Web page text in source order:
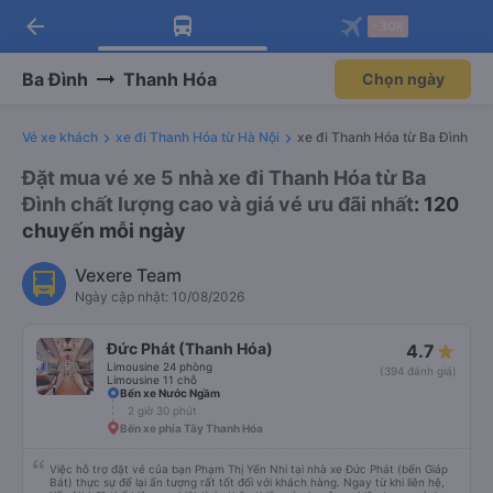
Tải app Vexere ngay!
Nhận ưu đãi thành viên độc
Mở app
Tải app Vexere
-30k/ghế khi đặt vé máy bay qua
Mở app
arrow_back
Ba Đình Thanh Hóa Chọn ngày
Vé xe khách xe đi Thanh Hóa từ Hà Nội xe đi Thanh Hóa từ Ba Đình
Đặt mua vé xe 5 nhà xe đi Thanh Hóa từ Ba
Đình chất lượng cao và giá vé ưu đãi nhất: 120
chuyến mỗi ngày
Vexere Team
Ngày cập nhật: 10/08/2026
Đức Phát (Thanh Hóa)
Limousine 24 phòng
Limousine 11 chỗ
4.7
(394 đánh giá)
Bến xe Nước Ngầm
2 giờ 30 phút
Bến xe phía Tây Thanh Hóa
Việc hỗ trợ đặt vé của bạn Phạm Thị Yến Nhi tại nhà xe Đức Phát (bến Giáp
Bát) thực sự để lại ấn tượng rất tốt đối với khách hàng. Ngay từ khi liên hệ,